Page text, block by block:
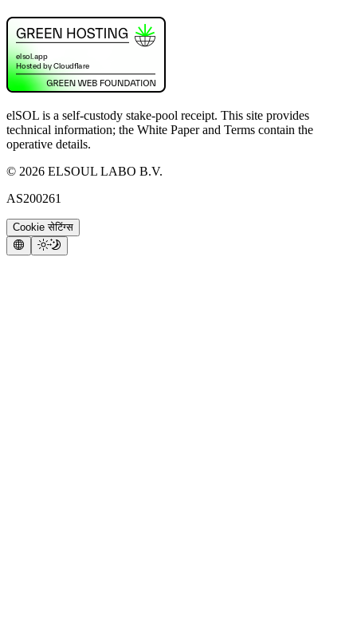
elSOL is a self-custody stake-pool receipt. This site provides
technical information; the White Paper and Terms contain the
operative details.
© 2026 ELSOUL LABO B.V.
AS200261
Cookie सेटिंग्स